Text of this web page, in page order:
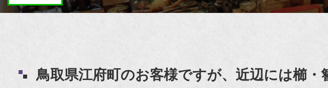
鳥取県江府町のお客様ですが、近辺には櫛